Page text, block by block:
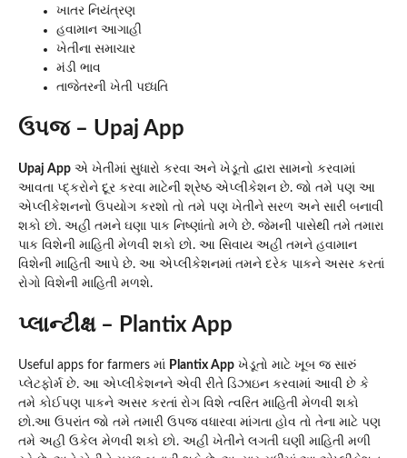
ખાતર નિયંત્રણ
હવામાન આગાહી
ખેતીના સમાચાર
મંડી ભાવ
તાજેતરની ખેતી પધ્ધતિ
ઉપજ – Upaj App
Upaj App એ ખેતીમાં સુધારો કરવા અને ખેડૂતો દ્વારા સામનો કરવામાં
આવતા પ્દ્કરોને દૂર કરવા માટેની શ્રેષ્ઠ એપ્લીકેશન છે. જો તમે પણ આ
એપ્લીકેશનનો ઉપયોગ કરશો તો તમે પણ ખેતીને સરળ અને સારી બનાવી
શકો છો. અહી તમને ઘણા પાક નિષ્ણાંતો મળે છે. જેમની પાસેથી તમે તમારા
પાક વિશેની માહિતી મેળવી શકો છો. આ સિવાય અહી તમને હવામાન
વિશેની માહિતી આપે છે. આ એપ્લીકેશનમાં તમને દરેક પાકને અસર કરતાં
રોગો વિશેની માહિતી મળશે.
પ્લાન્ટીક્ષ – Plantix App
Useful apps for farmers માં Plantix App ખેડૂતો માટે ખૂબ જ સારું
પ્લેટફોર્મ છે. આ એપ્લીકેશનને એવી રીતે ડિઝાઇન કરવામાં આવી છે કે
તમે કોઈપણ પાકને અસર કરતાં રોગ વિશે ત્વરિત માહિતી મેળવી શકો
છો.આ ઉપરાંત જો તમે તમારી ઉપજ વધારવા માંગતા હોવ તો તેના માટે પણ
તમે અહી ઉકેલ મેળવી શકો છો. અહી ખેતીને લગતી ઘણી માહિતી મળી